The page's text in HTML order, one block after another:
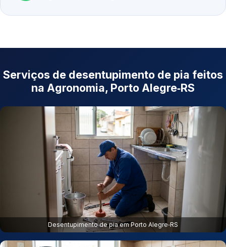
Serviços de desentupimento de pia feitos
na Agronomia, Porto Alegre‑RS
Desentupimento de pia em Porto Alegre‑RS